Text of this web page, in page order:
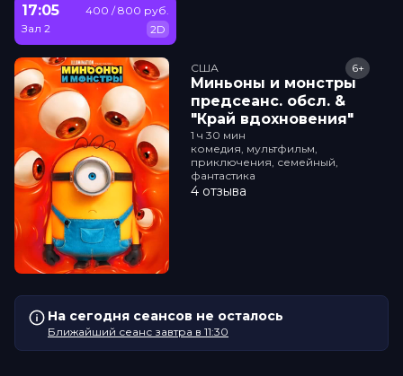
17:05
Зал 2
400 / 800 руб.
2D
США
Миньоны и монстры
прeдсeанc. обсл. &
"Край вдохновения"
6+
1 ч 30 мин
комедия, мультфильм,
приключения, семейный,
фантастика
4 отзыва
На сегодня сеансов не осталось
Ближайший сеанс завтра в 11:30